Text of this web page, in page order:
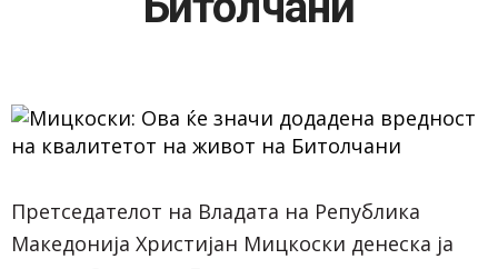
Претседателот на Владата на Република
Македонија Христијан Мицкоски денеска ја